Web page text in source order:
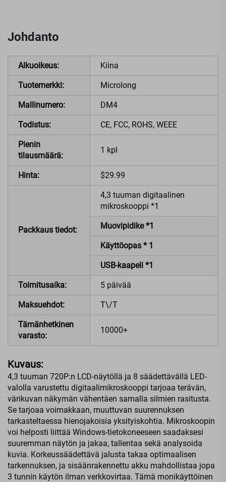
Johdanto
Alkuoikeus: Kiina
Tuotemerkki: Microlong
Mallinumero: DM4
Todistus: CE, FCC, ROHS, WEEE
Pienin
tilausmäärä:
1 kpl
Hinta: $29.99
Packkaus tiedot:
4,3 tuuman digitaalinen
mikroskooppi *1
Muovipidike *1
Käyttöopas * 1
USB-kaapeli *1
Toimitusaika: 5 päivää
Maksuehdot: T\/T
Tämänhetkinen
varasto:
10000+
Kuvaus:
4,3 tuuman 720P:n LCD-näytöllä ja 8 säädettävällä LED-
valolla varustettu digitaalimikroskooppi tarjoaa terävän,
värikuvan näkymän vähentäen samalla silmien rasitusta.
Se tarjoaa voimakkaan, muuttuvan suurennuksen
tarkasteltaessa hienojakoisia yksityiskohtia. Mikroskoopin
voi helposti liittää Windows-tietokoneeseen saadaksesi
suuremman näytön ja jakaa, tallentaa sekä analysoida
kuvia. Korkeussäädettävä jalusta takaa optimaalisen
tarkennuksen, ja sisäänrakennettu akku mahdollistaa jopa
3 tunnin käytön ilman verkkovirtaa. Tämä monikäyttöinen